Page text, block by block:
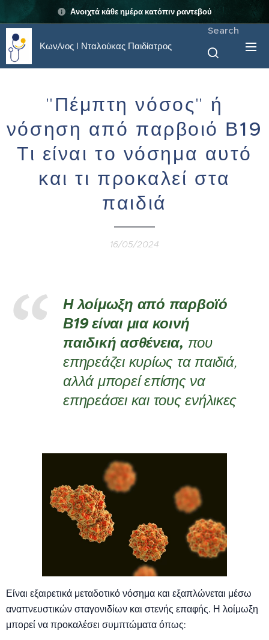
Ανοιχτά κάθε ημέρα κατόπιν ραντεβού
Κων/νος I Νταλούκας Παιδίατρος
Search
"Πέμπτη νόσος" ή
νόσηση από παρβοιό Β19
Τι είναι το νόσημα αυτό
και τι προκαλεί στα
παιδιά
16/05/2024
Η λοίμωξη από παρβοϊό
Β19είναι μια κοινή
παιδική ασθένεια, που
επηρεάζει κυρίως τα παιδιά,
αλλά μπορεί επίσης να
επηρεάσει και τους ενήλικες
Είναι εξαιρετικά μεταδοτικό νόσημα και εξαπλώνεται μέσω
αναπνευστικών σταγονιδίων και στενής επαφής. Η λοίμωξη
μπορεί να προκαλέσει συμπτώματα όπως: